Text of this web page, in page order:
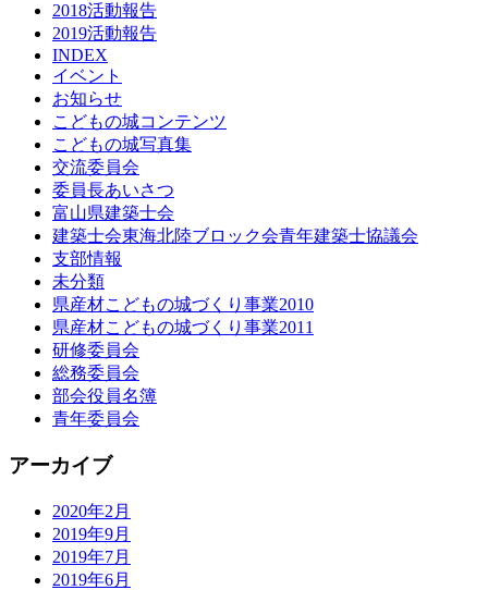
2018活動報告
2019活動報告
INDEX
イベント
お知らせ
こどもの城コンテンツ
こどもの城写真集
交流委員会
委員長あいさつ
富山県建築士会
建築士会東海北陸ブロック会青年建築士協議会
支部情報
未分類
県産材こどもの城づくり事業2010
県産材こどもの城づくり事業2011
研修委員会
総務委員会
部会役員名簿
青年委員会
アーカイブ
2020年2月
2019年9月
2019年7月
2019年6月